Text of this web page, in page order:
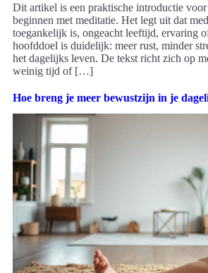
Dit artikel is een praktische introductie
beginnen met meditatie. Het legt uit dat
toegankelijk is, ongeacht leeftijd, ervaring
hoofddoel is duidelijk: meer rust, minder
het dagelijks leven. De tekst richt zich op
weinig tijd of […]
Hoe breng je meer bewustzijn in je